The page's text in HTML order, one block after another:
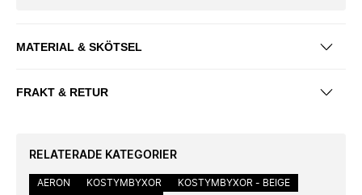
MATERIAL & SKÖTSEL
FRAKT & RETUR
RELATERADE KATEGORIER
AERON KOSTYMBYXOR
KOSTYMBYXOR - BEIGE